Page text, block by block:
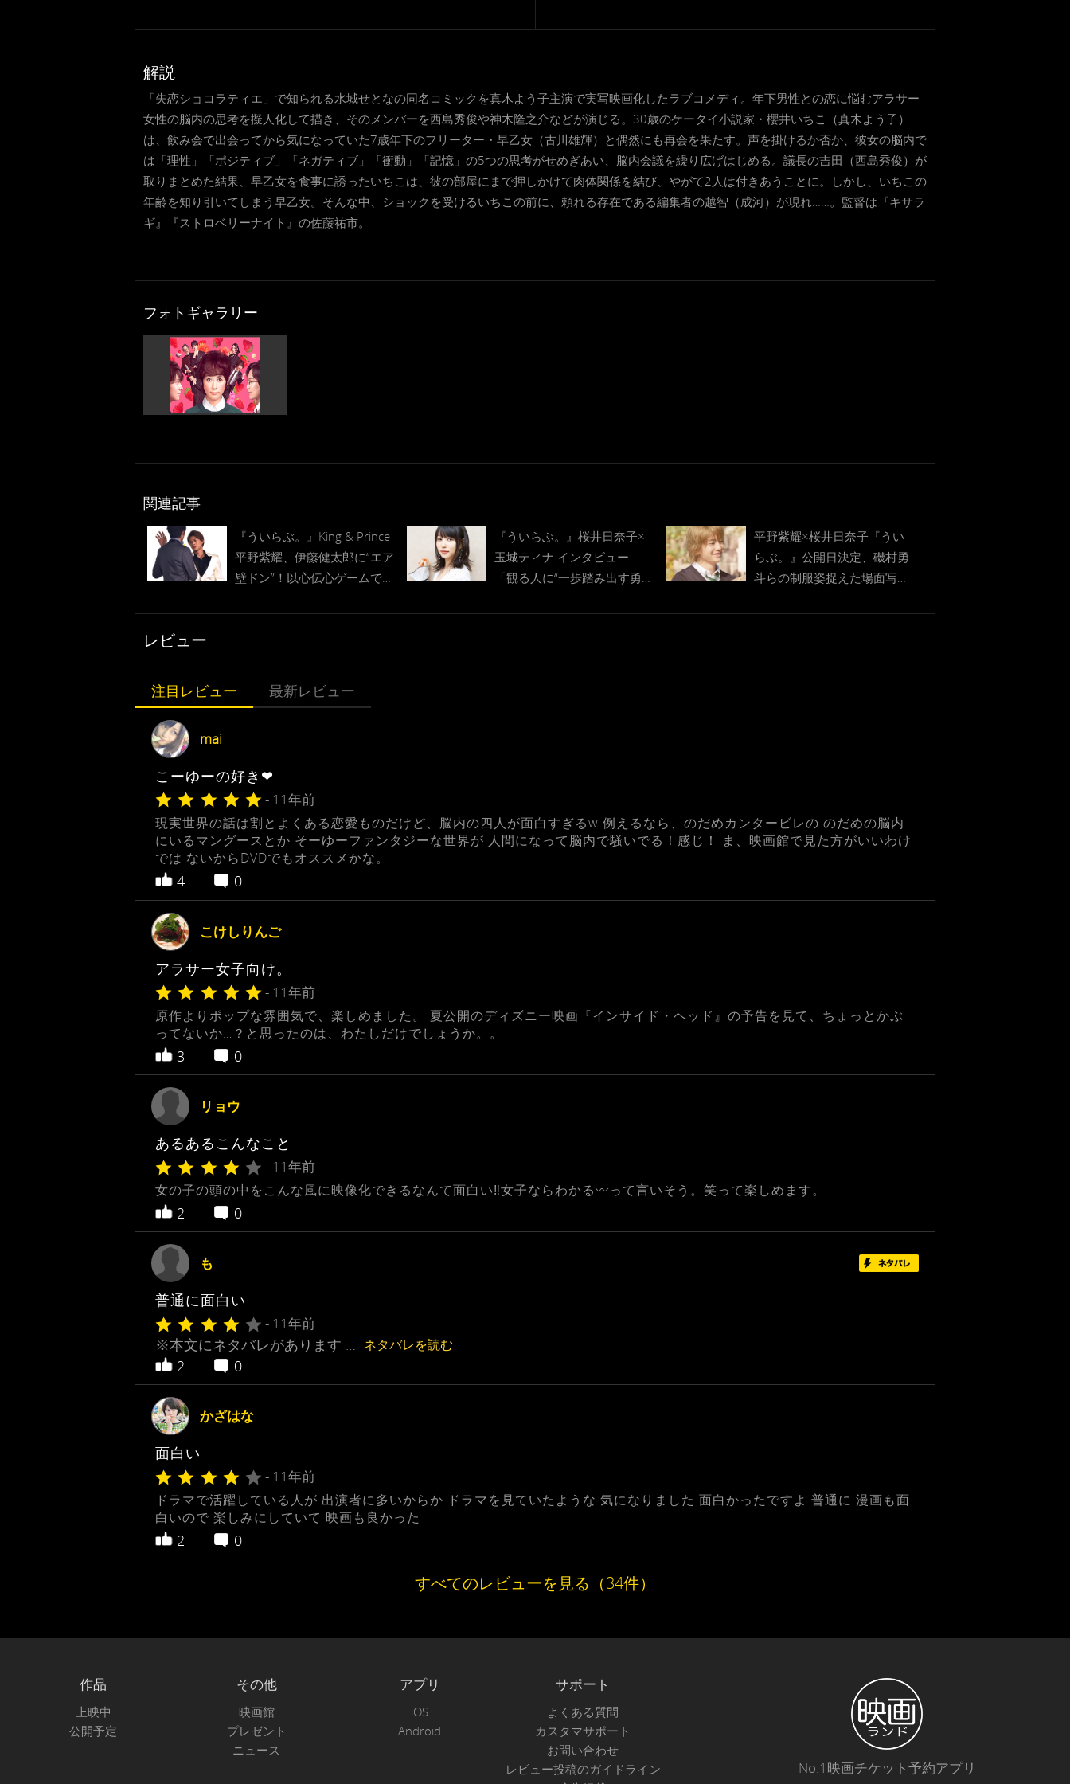
解説
「失恋ショコラティエ」で知られる水城せとなの同名コミックを真木よう子主演で実写映画化したラブコメディ。年下男性との恋に悩むアラサー
女性の脳内の思考を擬人化して描き、そのメンバーを西島秀俊や神木隆之介などが演じる。30歳のケータイ小説家・櫻井いちこ（真木よう子）
は、飲み会で出会ってから気になっていた7歳年下のフリーター・早乙女（古川雄輝）と偶然にも再会を果たす。声を掛けるか否か、彼女の脳内で
は「理性」「ポジティブ」「ネガティブ」「衝動」「記憶」の5つの思考がせめぎあい、脳内会議を繰り広げはじめる。議長の吉田（西島秀俊）が
取りまとめた結果、早乙女を食事に誘ったいちこは、彼の部屋にまで押しかけて肉体関係を結び、やがて2人は付きあうことに。しかし、いちこの
年齢を知り引いてしまう早乙女。そんな中、ショックを受けるいちこの前に、頼れる存在である編集者の越智（成河）が現れ……。監督は『キサラ
ギ』『ストロベリーナイト』の佐藤祐市。
フォトギャラリー
関連記事
『ういらぶ。』King & Prince
平野紫耀、伊藤健太郎に“エア
壁ドン”！以心伝心ゲームで和
『ういらぶ。』桜井日奈子×
玉城ティナ インタビュー｜
「観る人に“一歩踏み出す勇
ドメーカー”平野紫耀のエピソ
平野紫耀×桜井日奈子『うい
らぶ。』公開日決定、磯村勇
斗らの制服姿捉えた場面写真
レビュー
注目レビュー 最新レビュー
mai
こーゆーの好き❤︎
- 11年前
現実世界の話は割とよくある恋愛ものだけど、脳内の四人が面白すぎるw 例えるなら、のだめカンタービレの のだめの脳内
にいるマングースとか そーゆーファンタジーな世界が 人間になって脳内で騒いでる！感じ！ ま、映画館で見た方がいいわけ
では ないからDVDでもオススメかな。
4 0
こけしりんご
アラサー女子向け。
- 11年前
原作よりポップな雰囲気で、楽しめました。 夏公開のディズニー映画『インサイド・ヘッド』の予告を見て、ちょっとかぶ
ってないか…？と思ったのは、わたしだけでしょうか。。
3 0
リョウ
あるあるこんなこと
- 11年前
女の子の頭の中をこんな風に映像化できるなんて面白い‼女子ならわかる〰って言いそう。笑って楽しめます。
2 0
も
普通に面白い
- 11年前
※本文にネタバレがあります … ネタバレを読む
2 0
かざはな
面白い
- 11年前
ドラマで活躍している人が 出演者に多いからか ドラマを見ていたような 気になりました 面白かったですよ 普通に 漫画も面
白いので 楽しみにしていて 映画も良かった
2 0
すべてのレビューを見る（34件）
作品
上映中
公開予定
その他
映画館
プレゼント
ニュース
アプリ
iOS
Android
サポート
よくある質問
カスタマサポート
お問い合わせ
レビュー投稿のガイドライン
No.1映画チケット予約アプリ